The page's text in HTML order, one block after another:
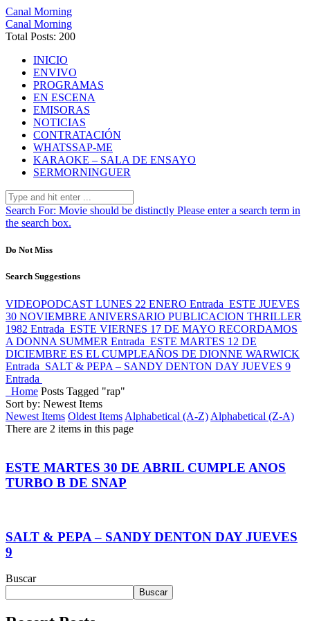
Canal Morning
Canal Morning
Total Posts: 200
INICIO
ENVIVO
PROGRAMAS
EN ESCENA
EMISORAS
NOTICIAS
CONTRATACIÓN
WHATSSAP-ME
KARAOKE – SALA DE ENSAYO
SERMORNINGUER
Search For: Movie should be distinctly Please enter a search term in
the search box.
Do Not Miss
Search Suggestions
VIDEOPODCAST LUNES 22 ENERO Entrada ESTE JUEVES
30 NOVIEMBRE ANIVERSARIO PUBLICACION THRILLER
1982 Entrada ESTE VIERNES 17 DE MAYO RECORDAMOS
A DONNA SUMMER Entrada ESTE MARTES 12 DE
DICIEMBRE ES EL CUMPLEAÑOS DE DIONNE WARWICK
Entrada SALT & PEPA – SANDY DENTON DAY JUEVES 9
Entrada
Home Posts Tagged "rap"
Sort by: Newest Items
Newest Items Oldest Items Alphabetical (A-Z) Alphabetical (Z-A)
There are 2 items in this page
ESTE MARTES 30 DE ABRIL CUMPLE ANOS
TURBO B DE SNAP
SALT & PEPA – SANDY DENTON DAY JUEVES
9
Buscar
Buscar